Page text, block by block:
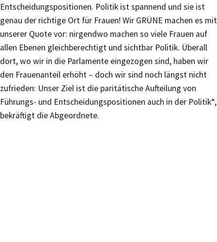
Entscheidungspositionen. Politik ist spannend und sie ist
genau der richtige Ort für Frauen! Wir GRÜNE machen es mit
unserer Quote vor: nirgendwo machen so viele Frauen auf
allen Ebenen gleichberechtigt und sichtbar Politik. Überall
dort, wo wir in die Parlamente eingezogen sind, haben wir
den Frauenanteil erhöht – doch wir sind noch längst nicht
zufrieden: Unser Ziel ist die paritätische Aufteilung von
Führungs- und Entscheidungspositionen auch in der Politik“,
bekräftigt die Abgeordnete.